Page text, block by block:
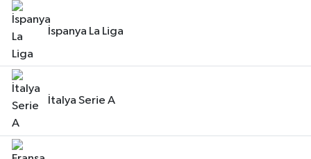
İspanya La Liga
İtalya Serie A